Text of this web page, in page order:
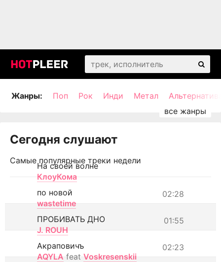
Жанры: Поп Рок Инди Метал
Сегодня слушают
Самые популярные треки недели
На своей волне
КлоуКома
02:28
по новой
wastetime
01:55
ПРОБИВАТЬ ДНО
J. ROUH
02:23
Акраповичъ
AQYLA feat Voskresenskii